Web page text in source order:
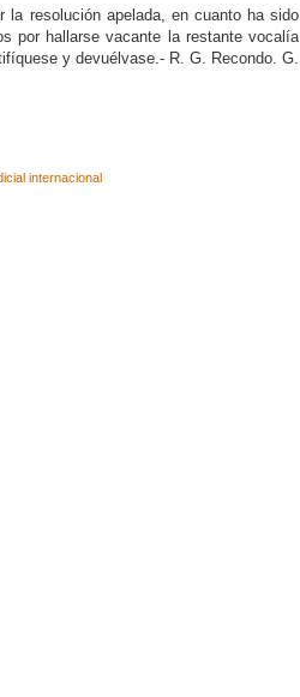
la resolución apelada, en cuanto ha sido
por hallarse vacante la restante vocalía
y devuélvase.‑ R. G. Recondo. G.
internacional